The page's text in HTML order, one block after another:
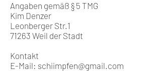
Angaben gemäß § 5 TMG
Kim Denzer
Leonberger Str.1
71263 Weil der Stadt
Kontakt
E-Mail: schiimpfen@gmail.com